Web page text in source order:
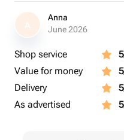
выбираете фото для
студию для обработки
Сезон: круглый год
ツ Где проходит:
Тишинская площадь 1,
A
Anna
June 2026
Shop service 5
Value for money
5
Delivery
5
As advertised
5